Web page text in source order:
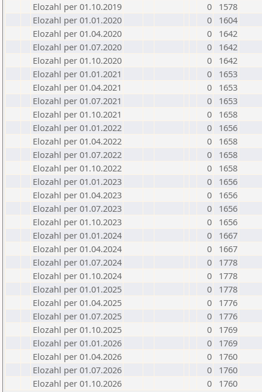
Elozahl per 01.10.2019
0
1578
Elozahl per 01.01.2020
0
1604
Elozahl per 01.04.2020
0
1642
Elozahl per 01.07.2020
0
1642
Elozahl per 01.10.2020
0
1642
Elozahl per 01.01.2021
0
1653
Elozahl per 01.04.2021
0
1653
Elozahl per 01.07.2021
0
1653
Elozahl per 01.10.2021
0
1658
Elozahl per 01.01.2022
0
1656
Elozahl per 01.04.2022
0
1658
Elozahl per 01.07.2022
0
1658
Elozahl per 01.10.2022
0
1658
Elozahl per 01.01.2023
0
1656
Elozahl per 01.04.2023
0
1656
Elozahl per 01.07.2023
0
1656
Elozahl per 01.10.2023
0
1656
Elozahl per 01.01.2024
0
1667
Elozahl per 01.04.2024
0
1667
Elozahl per 01.07.2024
0
1778
Elozahl per 01.10.2024
0
1778
Elozahl per 01.01.2025
0
1778
Elozahl per 01.04.2025
0
1776
Elozahl per 01.07.2025
0
1776
Elozahl per 01.10.2025
0
1769
Elozahl per 01.01.2026
0
1769
Elozahl per 01.04.2026
0
1760
Elozahl per 01.07.2026
0
1760
Elozahl per 01.10.2026
0 1760